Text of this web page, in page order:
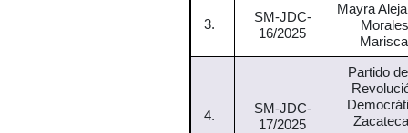
3.
SM-JDC-
16/2025
Mayra
4.
SM-JDC-
17/2025
Partido